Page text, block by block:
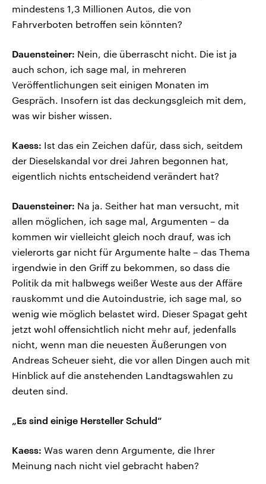
mindestens 1,3 Millionen Autos, die von
Fahrverboten betroffen sein könnten?
Dauensteiner: Nein, die überrascht nicht. Die ist ja
auch schon, ich sage mal, in mehreren
Veröffentlichungen seit einigen Monaten im
Gespräch. Insofern ist das deckungsgleich mit dem,
was wir bisher wissen.
Kaess: Ist das ein Zeichen dafür, dass sich, seitdem
der Dieselskandal vor drei Jahren begonnen hat,
eigentlich nichts entscheidend verändert hat?
Dauensteiner: Na ja. Seither hat man versucht, mit
allen möglichen, ich sage mal, Argumenten – da
kommen wir vielleicht gleich noch drauf, was ich
vielerorts gar nicht für Argumente halte – das Thema
irgendwie in den Griff zu bekommen, so dass die
Politik da mit halbwegs weißer Weste aus der Affäre
rauskommt und die Autoindustrie, ich sage mal, so
wenig wie möglich belastet wird. Dieser Spagat geht
jetzt wohl offensichtlich nicht mehr auf, jedenfalls
nicht, wenn man die neuesten Äußerungen von
Andreas Scheuer sieht, die vor allen Dingen auch mit
Hinblick auf die anstehenden Landtagswahlen zu
deuten sind.
„Es sind einige Hersteller Schuld“
Kaess: Was waren denn Argumente, die Ihrer
Meinung nach nicht viel gebracht haben?